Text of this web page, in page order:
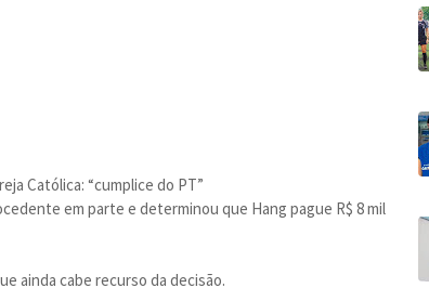
Católica: “cumplice do PT”
em parte e determinou que Hang pague R$ 8 mil
ainda cabe recurso da decisão.